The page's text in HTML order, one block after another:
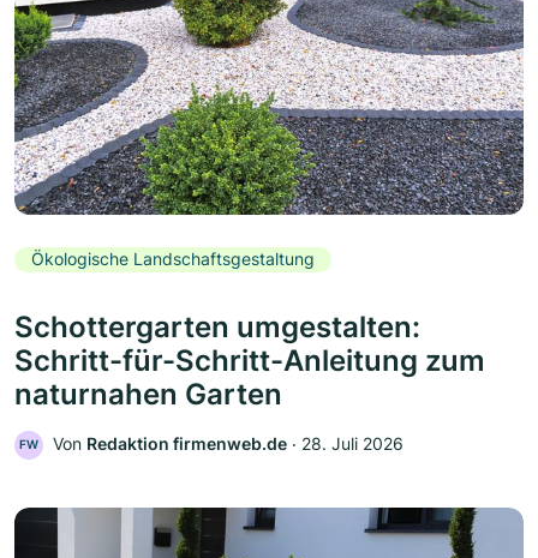
Ökologische Landschaftsgestaltung
Schottergarten umgestalten:
Schritt-für-Schritt-Anleitung zum
naturnahen Garten
FW Von Redaktion firmenweb.de ‧ 28. Juli 2026